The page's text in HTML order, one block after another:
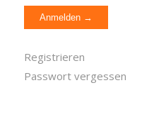
Registrieren
Passwort vergessen